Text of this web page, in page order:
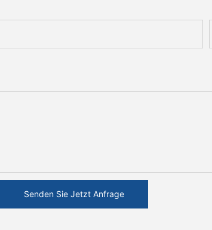
Senden Sie Jetzt Anfrage